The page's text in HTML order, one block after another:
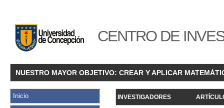
CENTRO DE
NUESTRO MAYOR OBJETIVO: CREAR Y APLICAR
Inicio INVESTIGADORES